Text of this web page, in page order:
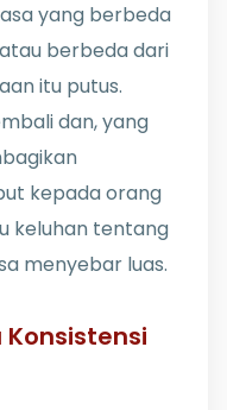
yang berbeda
berbeda dari
itu putus.
dan, yang
kepada orang
keluhan tentang
menyebar luas.